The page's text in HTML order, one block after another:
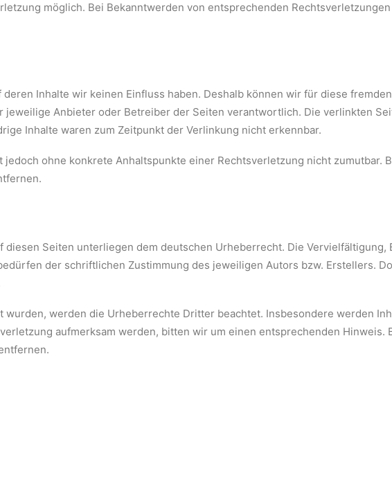
möglich. Bei Bekanntwerden von entsprechenden
Inhalte wir keinen Einfluss haben. Deshalb können wir für diese
Anbieter oder Betreiber der Seiten verantwortlich. Die verlinkten
Inhalte waren zum Zeitpunkt der Verlinkung nicht erkennbar.
ohne konkrete Anhaltspunkte einer Rechtsverletzung nicht zumutbar.
Seiten unterliegen dem deutschen Urheberrecht. Die
der schriftlichen Zustimmung des jeweiligen Autors bzw. Erstellers.
werden die Urheberrechte Dritter beachtet. Insbesondere werden
aufmerksam werden, bitten wir um einen entsprechenden Hinweis.